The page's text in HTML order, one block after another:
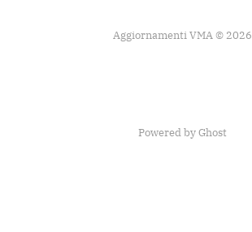
Aggiornamenti VMA © 2026
Powered by Ghost